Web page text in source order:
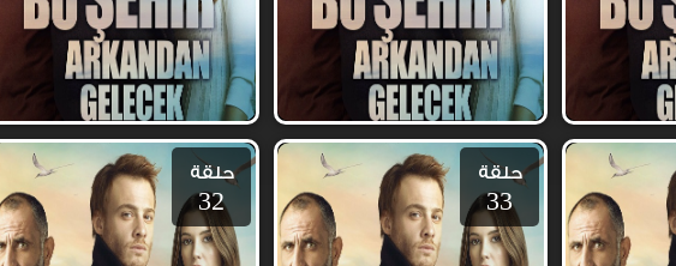
حلقة
33
حلقة
32